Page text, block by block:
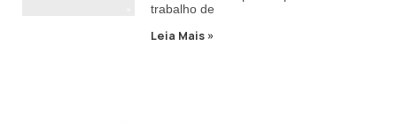
trabalho de
Leia Mais »